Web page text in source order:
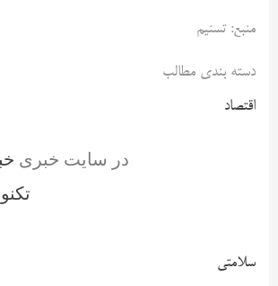
منبع: تسنیم
دسته بندی مطالب
اقتصاد
در سایت خبری
سلامتی